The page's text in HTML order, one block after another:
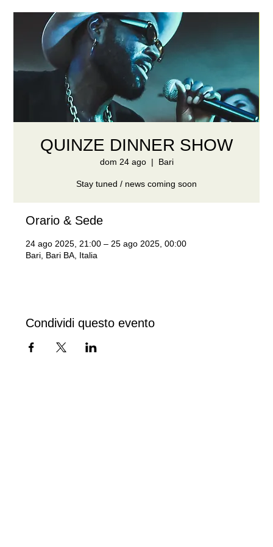
QUINZE DINNER SHOW
dom 24 ago
  |
Bari
Stay tuned / news coming soon
Orario & Sede
24 ago 2025, 21:00 – 25 ago 2025, 00:00
Bari, Bari BA, Italia
Condividi questo evento